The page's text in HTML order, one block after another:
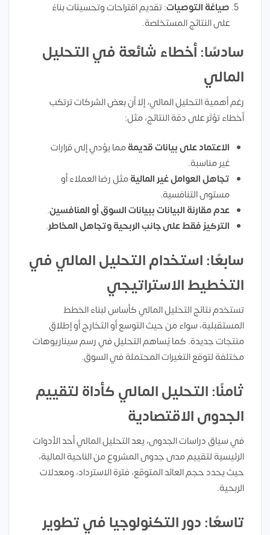
صياغة التوصيات: تقديم اقتراحات وتحسينات بناءً
على النتائج المستخلصة.
سادسًا: أخطاء شائعة في التحليل
المالي
رغم أهمية التحليل المالي، إلا أن بعض الشركات ترتكب
أخطاء تؤثر على دقة النتائج، مثل:
الاعتماد على بيانات قديمةمما يؤدي إلى قرارات
غير مناسبة.
تجاهل العوامل غير الماليةمثل رضا العملاء أو
مستوى التنافسية.
عدم مقارنة البيانات ببيانات السوق أو المنافسين.
التركيز فقط على جانب الربحية وتجاهل المخاطر.
سابعًا: استخدام التحليل المالي في
التخطيط الاستراتيجي
تستخدم نتائج التحليل المالي كأساس لبناء الخطط
المستقبلية، سواء من حيث التوسع أو التخارج أو إطلاق
منتجات جديدة. كما يُساهم التحليل في رسم سيناريوهات
مختلفة لتوقع التغيرات المحتملة في السوق.
ثامنًا: التحليل المالي كأداة لتقييم
الجدوى الاقتصادية
في سياق دراسات الجدوى، يعد التحليل المالي أحد الأدوات
الرئيسية لتقييم مدى جدوى المشروع من الناحية المالية،
حيث يحدد حجم العائد المتوقع، فترة الاسترداد، ومعدلات
الربحية.
تاسعًا: دور التكنولوجيا في تطوير